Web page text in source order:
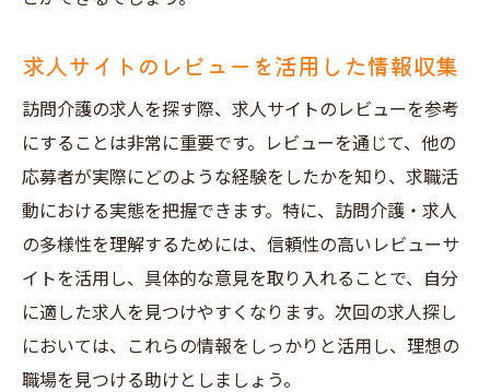
求人サイトのレビューを活用した情報収集
訪問介護の求人を探す際、求人サイトのレビューを参考
にすることは非常に重要です。レビューを通じて、他の
応募者が実際にどのような経験をしたかを知り、求職活
動における実態を把握できます。特に、訪問介護・求人
の多様性を理解するためには、信頼性の高いレビューサ
イトを活用し、具体的な意見を取り入れることで、自分
に適した求人を見つけやすくなります。次回の求人探し
においては、これらの情報をしっかりと活用し、理想の
職場を見つける助けとしましょう。